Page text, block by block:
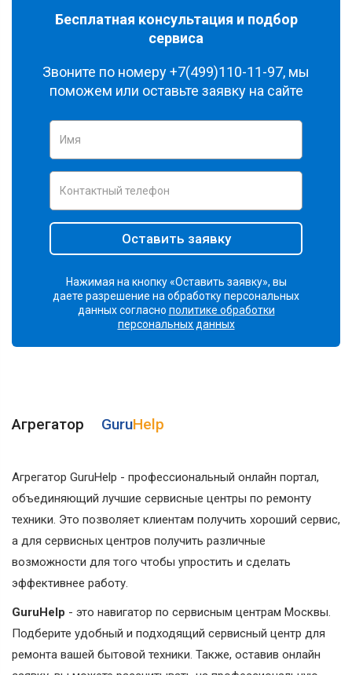
Бесплатная консультация и подбор
сервиса
Звоните по номеру+7(499)110-11-97, мы
поможем или оставьте заявку на сайте
Оставить заявку
Нажимая на кнопку «Оставить заявку», вы
даете разрешение на обработку персональных
данных согласно политике обработки
персональных данных
Агрегатор GuruHelp
Агрегатор GuruHelp - профессиональный онлайн портал,
объединяющий лучшие сервисные центры по ремонту
техники. Это позволяет клиентам получить хороший сервис,
а для сервисных центров получить различные
возможности для того чтобы упростить и сделать
эффективнее работу.
GuruHelp - это навигатор по сервисным центрам Москвы.
Подберите удобный и подходящий сервисный центр для
ремонта вашей бытовой техники. Также, оставив онлайн